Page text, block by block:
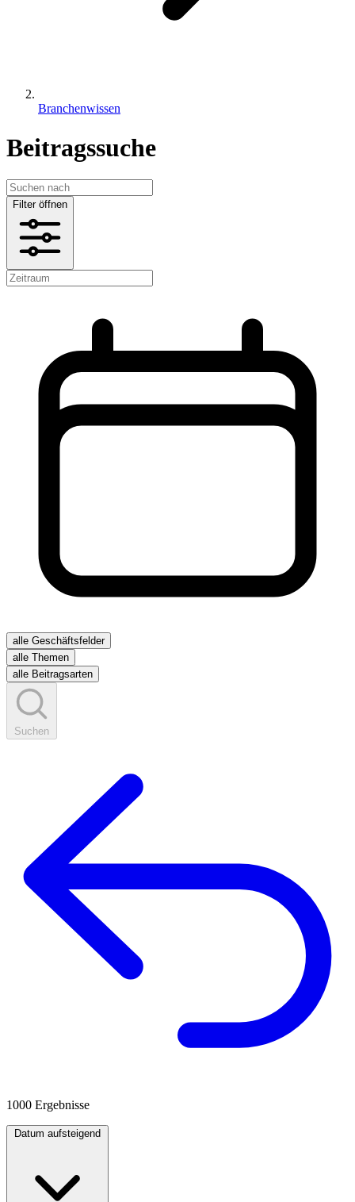
Branchenwissen
Beitragssuche
Filter öffnen
alle Geschäftsfelder
alle Themen
alle Beitragsarten
Suchen
1000 Ergebnisse